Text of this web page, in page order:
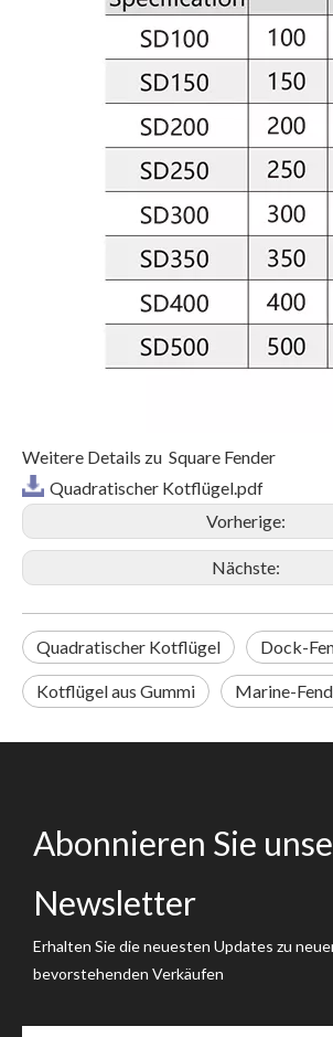
Weitere Details zu Square Fender
Quadratischer Kotflügel.pdf
Vorherige:
Nächste:
Quadratischer Kotflügel Dock-
Kotflügel aus Gummi Marine-
Abonnieren Sie
Newsletter
Erhalten Sie die neuesten Updates zu
bevorstehenden Verkäufen